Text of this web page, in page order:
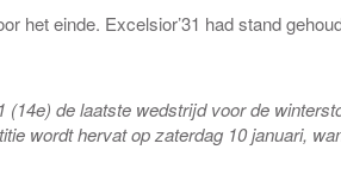
het einde. Excelsior’31 had stand
de laatste wedstrijd voor de
wordt hervat op zaterdag 10 januari,